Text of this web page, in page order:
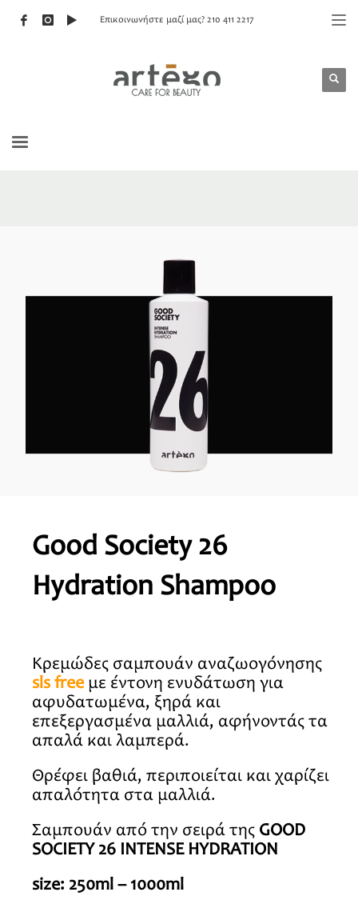
Επικοινωνήστε μαζί μας? 210 411 2217
Good Society 26
Hydration Shampoo
Κρεμώδες σαμπουάν αναζωογόνησης
sls free με έντονη ενυδάτωση για
αφυδατωμένα, ξηρά και
επεξεργασμένα μαλλιά, αφήνοντάς τα
απαλά και λαμπερά.
Θρέφει βαθιά, περιποιείται και χαρίζει
απαλότητα στα μαλλιά.
Σαμπουάν από την σειρά της GOOD
SOCIETY 26 INTENSE HYDRATION
size: 250ml – 1000ml